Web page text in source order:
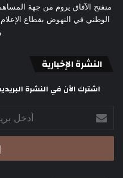
منفتح الآفاق يروم من جهة
الوطني في النهوض بقطاع
النشرة الإخبارية
اشترك الآن في النشرة البريدية لجريدة
أدخل
بريدك
الإلكتروني